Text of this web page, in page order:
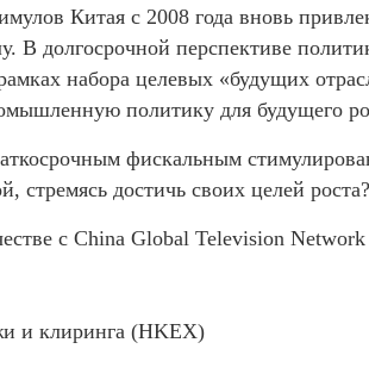
Китая с 2008 года вновь
В долгосрочной перспективе
набора целевых «будущих
политику для будущего
фискальным
достичь своих целей роста?
с China Global Television
и клиринга (HKEX)